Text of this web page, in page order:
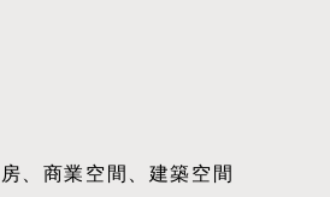
、商業空間、建築空間